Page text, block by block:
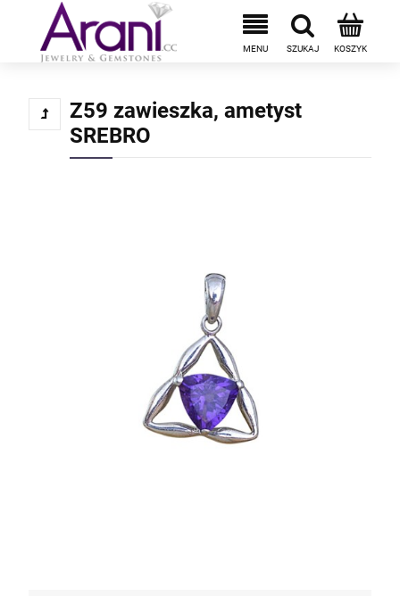
Z59 zawieszka, ametyst
SREBRO